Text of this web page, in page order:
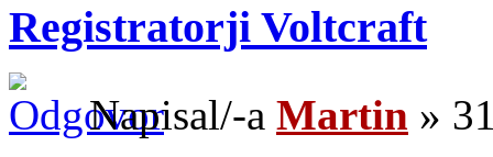
Registratorji Voltcraft
Napisal/-a Martin »